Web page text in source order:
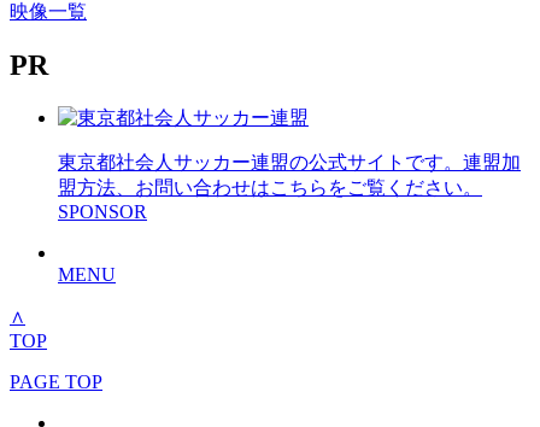
映像一覧
PR
東京都社会人サッカー連盟の公式サイトです。連盟加
盟方法、お問い合わせはこちらをご覧ください。
SPONSOR
MENU
∧
TOP
PAGE TOP